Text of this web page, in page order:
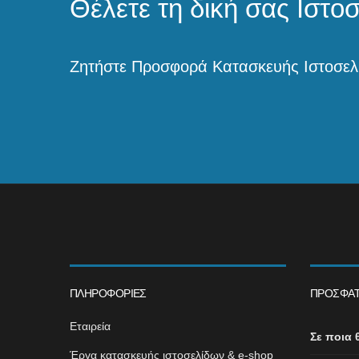
Θέλετε τη δική σας
Ζητήστε Προσφορά Κατασκευής
ΠΛΗΡΟΦΟΡΊΕΣ
Εταιρεία
Έργα κατασκευής ιστοσελίδων & e-shop
Σε ποια